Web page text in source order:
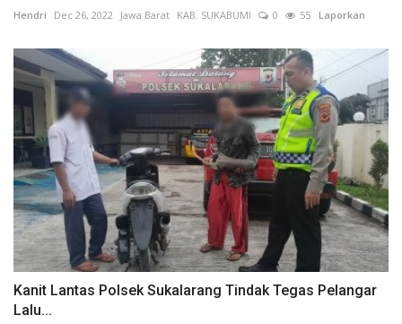
Hendri Dec 26, 2022 Jawa Barat KAB. SUKABUMI 0 55 Laporkan
Kanit Lantas Polsek Sukalarang Tindak Tegas Pelangar
Lalu...